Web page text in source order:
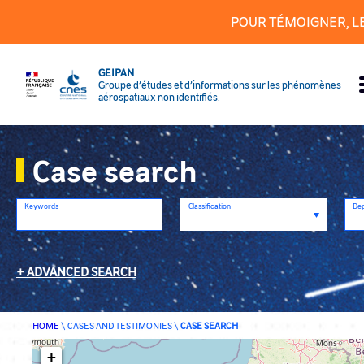
POUR TÉMOIGNER,
GEIPAN
Groupe d’études et d’informations sur les phénomènes
aérospatiaux non identifiés.
Case search
Keywords Classification
ADVANCED SEARCH
HOME \ CASES AND TESTIMONIES\ CASE SEARCH
+